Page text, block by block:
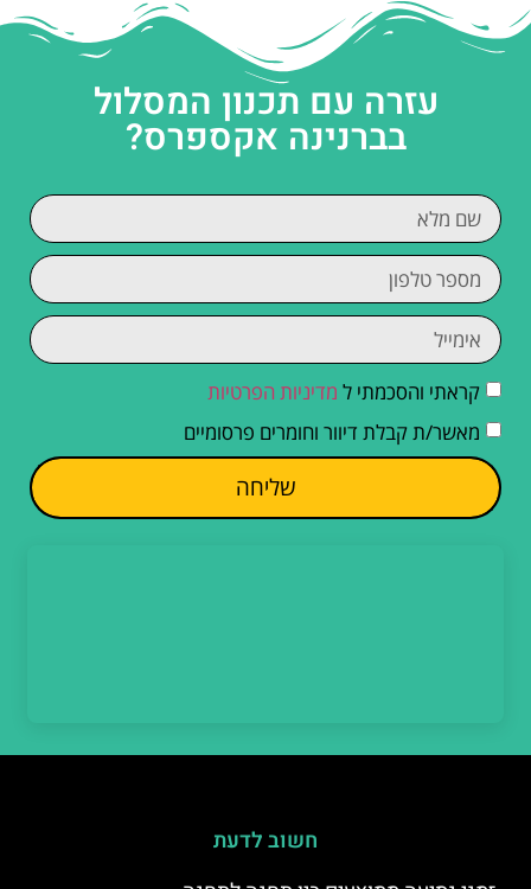
עזרה עם תכנון המסלול
בברנינה אקספרס?
קראתי והסכמתי ל מדיניות הפרטיות
מאשר/ת קבלת דיוור וחומרים פרסומיים
שליחה
חשוב לדעת